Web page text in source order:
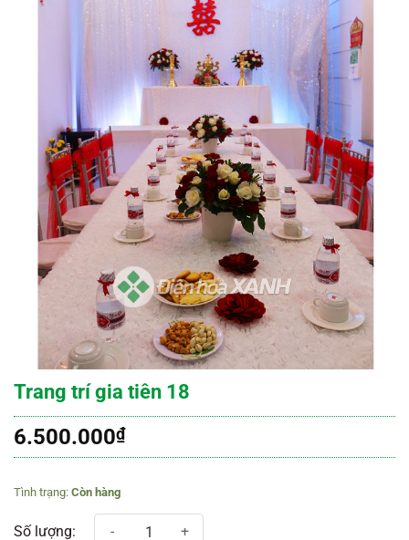
Trang trí gia tiên 18
6.500.000₫
Còn hàng
Trang trí gia tiên 18 số lượng